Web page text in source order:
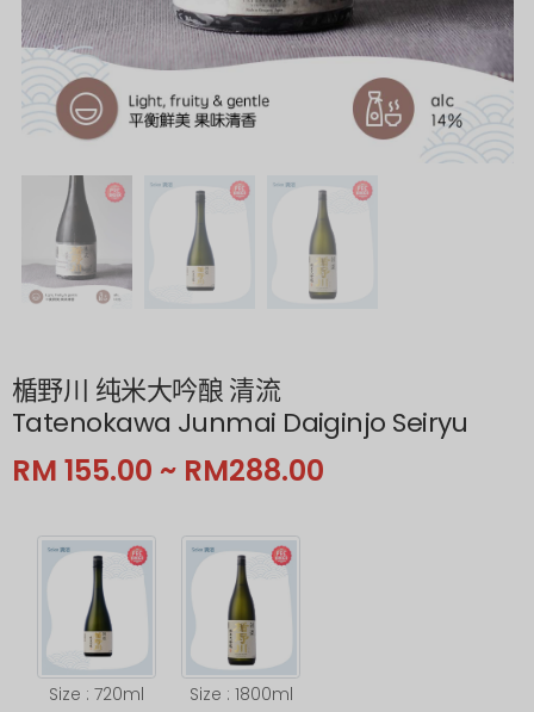
楯野川 纯米大吟酿 清流
Tatenokawa Junmai Daiginjo Seiryu
RM 155.00 ~ RM288.00
Size : 720ml
Size : 1800ml